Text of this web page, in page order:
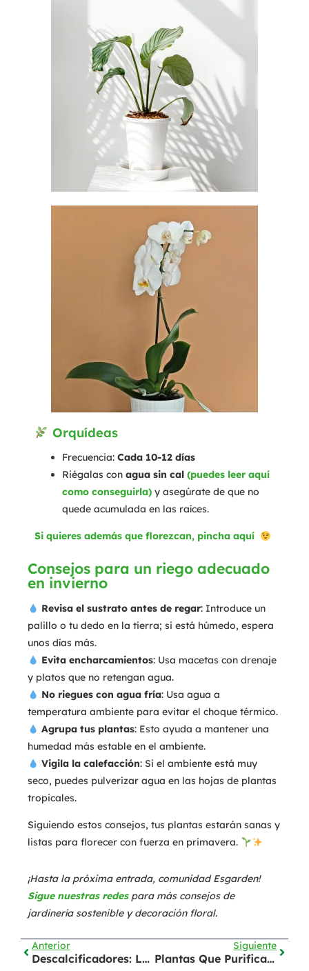
Orquídeas
Frecuencia: Cada 10-12 días
Riégalas con agua sin cal (puedes leer aquí
como conseguirla)y asegúrate de que no
quede acumulada en las raíces.
Si quieres además que florezcan, pincha aquí
Consejos para un riego adecuado
en invierno
Revisa el sustrato antes de regar: Introduce un
palillo o tu dedo en la tierra; si está húmedo, espera
unos días más.
Evita encharcamientos: Usa macetas con drenaje
y platos que no retengan agua.
No riegues con agua fría: Usa agua a
temperatura ambiente para evitar el choque térmico.
Agrupa tus plantas: Esto ayuda a mantener una
humedad más estable en el ambiente.
Vigila la calefacción: Si el ambiente está muy
seco, puedes pulverizar agua en las hojas de plantas
tropicales.
Siguiendo estos consejos, tus plantas estarán sanas y
listas para florecer con fuerza en primavera.
¡Hasta la próxima entrada, comunidad Esgarden!
Sigue nuestras redespara más consejos de
jardinería sostenible y decoración floral.
Anterior
Descalcificadores: La Clave Para Un Agua Más Pura Y Un Hogar Más Sostenible
Siguiente
Plantas Que Purifican El Aire: Beneficios Y Cuidados Básicos